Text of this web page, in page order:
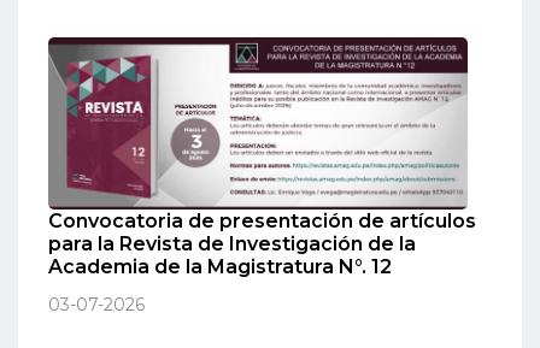
Convocatoria de presentación de artículos
para la Revista de Investigación de la
Academia de la Magistratura N°. 12
03-07-2026